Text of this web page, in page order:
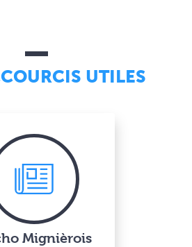
UTILES
Mignièrois